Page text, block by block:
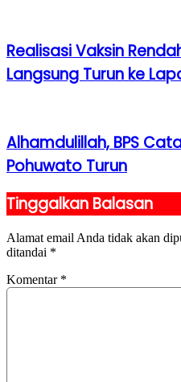
Realisasi Vaksin
Langsung Turun ke
Alhamdulillah, BPS
Pohuwato Turun
Tinggalkan Balasan
Alamat email Anda tidak akan
ditandai *
Komentar *